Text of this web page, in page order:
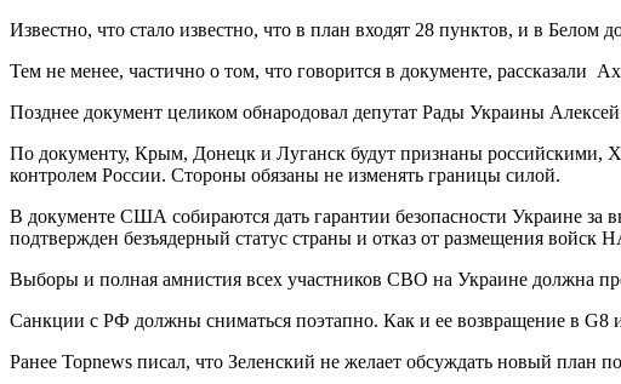
Известно, что стало известно, что в план входят 28 пунктов, и в
Тем не менее, частично о том, что говорится в документе, рассказали
Позднее документ целиком обнародовал депутат Рады Украины
По документу, Крым, Донецк и Луганск будут признаны российскими,
контролем России. Стороны обязаны не изменять границы силой.
В документе США собираются дать гарантии безопасности Украине
подтвержден безъядерный статус страны и отказ от размещения войск
Выборы и полная амнистия всех участников СВО на Украине должна
Санкции с РФ должны сниматься поэтапно. Как и ее возвращение в G8
Ранее Topnews писал, что Зеленский не желает обсуждать новый план